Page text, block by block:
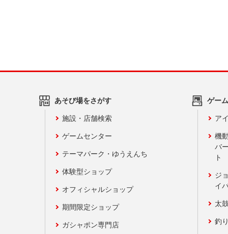
あそび場をさがす
施設・店舗検索
ゲームセンター
テーマパーク・ゆうえんち
体験型ショップ
オフィシャルショップ
期間限定ショップ
ガシャポン専門店
ゲー
ア
機
バ
ト
ジ
イ
太
釣